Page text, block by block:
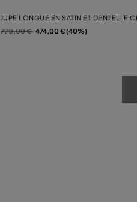
JUPE LONGUE EN SATIN ET DENTELLE
Prix réduit de
790,00 €à 474,00 € (40%)